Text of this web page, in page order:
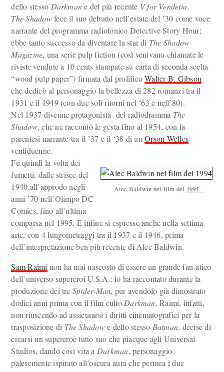
dello stesso Darkmane del più recente V for Vendetta.
The Shadowfece il suo debutto nell’estate del ’30 come voce
narrante del programma radiofonico Detective Story Hour;
ebbe tanto successo da diventare la star di The Shadow
Magazine, una serie pulp fiction (così venivano chiamate le
riviste vendute a 10 cents stampate su carta di seconda scelta
“wood pulp paper”) firmata dal prolificoWalter B. Gibson
che dedicò al personaggio la bellezza di 282 romanzi tra il
1931 e il 1949 (con due soli ritorni nel ‘63 e nell’80).
Nel 1937 divenne protagonista del radiodramma The
Shadow, che ne raccontò le gesta fino al 1954, con la
parentesi narrante tra il ’37 e il ‘38 di unOrson Welles
ventiduenne.
Alec Baldwin nel film del 1994
Fu quindi la volta dei
fumetti, dalle strisce del
1940 all’approdo negli
anni ’70 nell’Olimpo DC
Comics, fino all’ultima
comparsa nel 1995. E infine si espresse anche nella settima
arte, con 4 lungometraggi tra il 1937 e il 1946, prima
dell’interpretazione ben più recente di Alec Baldwin.
Sam Raimi non ha mai nascosto di essere un grande fan-atico
dell’universo supereroi U.S.A.; lo ha raccontato durante la
produzione dei tre Spider-Man, pur avendolo già dimostrato
dodici anni prima con il film culto Darkman. Raimi, infatti,
non riuscendo ad assicurarsi i diritti cinematografici per la
trasposizione di The Shadowe dello stesso Batman, decise di
crearsi un supereroe tutto suo che piacque agli Universal
Studios, dando così vita a Darkman, personaggio
palesemente ispirato all’oscura aura che permea i due